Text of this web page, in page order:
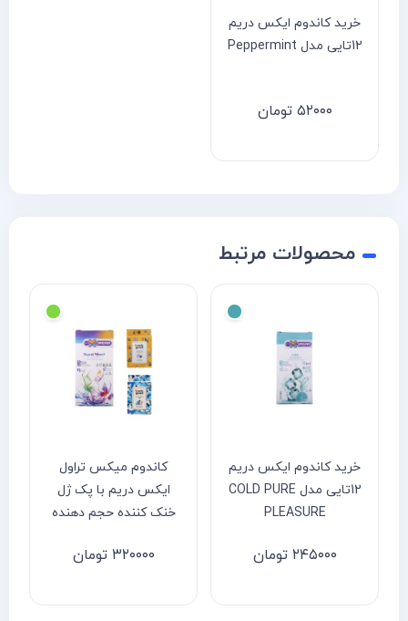
خرید کاندوم ایکس دریم
12تایی مدل Peppermint
۵۲۰۰۰ تومان
محصولات مرتبط
خرید کاندوم ایکس دریم
12تایی مدل COLD PURE
PLEASURE
۲۴۵۰۰۰ تومان
کاندوم میکس تراول
ایکس دریم با پک ژل
خنک کننده حجم دهنده
۳۲۰۰۰۰ تومان